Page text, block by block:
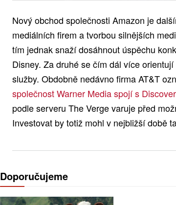
Nový obchod společnosti Amazon je
mediálních firem a tvorbou silnějších
tím jednak snaží dosáhnout úspěchu
Disney. Za druhé se čím dál více
služby. Obdobně nedávno firma AT&T
společnost Warner Media spojí s
podle serveru The Verge varuje před
Investovat by totiž mohl v nejbližší době
Doporučujeme